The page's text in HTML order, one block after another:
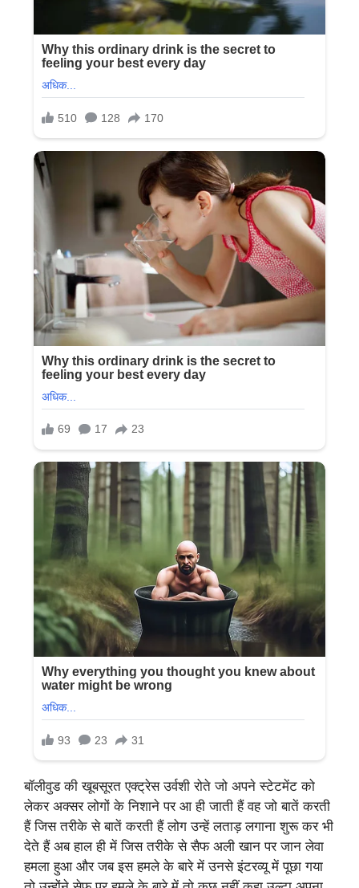
बॉलीवुड की खूबसूरत एक्ट्रेस उर्वशी रोते जो अपने स्टेटमेंट को
लेकर अक्सर लोगों के निशाने पर आ ही जाती हैं वह जो बातें करती
हैं जिस तरीके से बातें करती हैं लोग उन्हें लताड़ लगाना शुरू कर भी
देते हैं अब हाल ही में जिस तरीके से सैफ अली खान पर जान लेवा
हमला हुआ और जब इस हमले के बारे में उनसे इंटरव्यू में पूछा गया